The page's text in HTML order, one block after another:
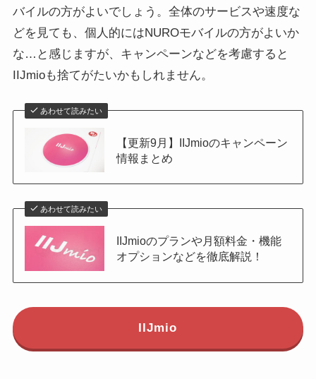
バイルの方がよいでしょう。全体のサービスや速度な
どを見ても、個人的にはNUROモバイルの方がよいか
な…と感じますが、キャンペーンなどを考慮すると
IIJmioも捨てがたいかもしれません。
あわせて読みたい
【更新9月】IIJmioのキャンペーン
情報まとめ
あわせて読みたい
IIJmioのプランや月額料金・機能
オプションなどを徹底解説！
IIJmio